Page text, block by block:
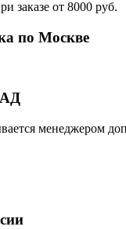
заказе от 8000 руб.
по Москве
менеджером